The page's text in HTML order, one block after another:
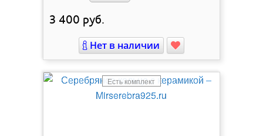
3 400 руб.
Нет в наличии
Есть комплект